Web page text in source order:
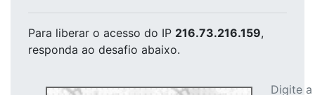
Para liberar o acesso do IP 216.73.216.159,
responda ao desafio abaixo.
Digite